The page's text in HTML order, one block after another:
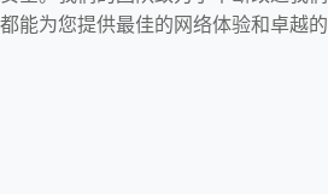
能为您提供最佳的网络体验和卓越的